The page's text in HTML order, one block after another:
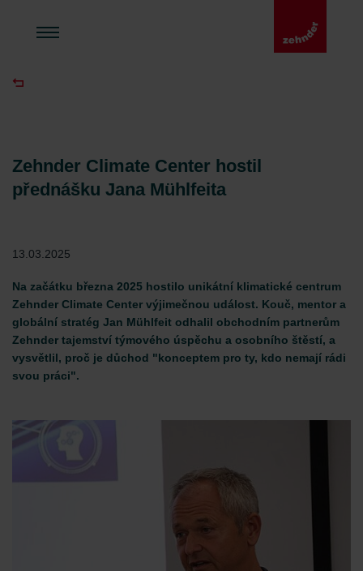
Zehnder Climate Center hostil
přednášku Jana Mühlfeita
13.03.2025
Na začátku března 2025 hostilo unikátní klimatické centrum
Zehnder Climate Center výjimečnou událost. Kouč, mentor a
globální stratég Jan Mühlfeit odhalil obchodním partnerům
Zehnder tajemství týmového úspěchu a osobního štěstí, a
vysvětlil, proč je důchod "konceptem pro ty, kdo nemají rádi
svou práci".